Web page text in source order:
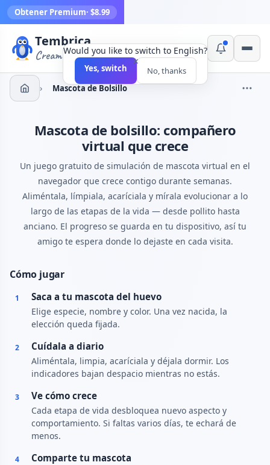
Obtener Premium· $8.99
Tembrica
Creamos herramientas
› Mascota de Bolsillo
Mascota de bolsillo: compañero
virtual que crece
Un juego gratuito de simulación de mascota virtual en el
navegador que crece contigo durante semanas.
Aliméntala, límpiala, acaríciala y mírala evolucionar a lo
largo de las etapas de la vida — desde pollito hasta
anciano. El progreso se guarda en tu dispositivo, así tu
amigo te espera donde lo dejaste en cada visita.
Cómo jugar
1 Saca a tu mascota del huevo
Elige especie, nombre y color. Una vez nacida, la
elección queda fijada.
2 Cuídala a diario
Aliméntala, limpia, acaríciala y déjala dormir. Los
indicadores bajan despacio mientras no estás.
3 Ve cómo crece
Cada etapa de vida desbloquea nuevo aspecto y
comportamiento. Si faltas varios días, te echará de
menos.
4 Comparte tu mascota
×
Would you like to switch to English?
Yes, switch No, thanks